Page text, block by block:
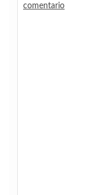
comentario